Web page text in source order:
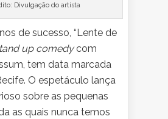
Divulgação do artista
de sucesso, “Lente de
up comedycom
tem data marcada
O espetáculo lança
sobre as pequenas
as quais nunca temos